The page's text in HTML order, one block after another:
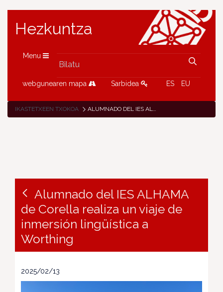
Hezkuntza
Menu
webgunearen mapa Sarbidea ES EU
IKASTETXEEN TXOKOA ALUMNADO DEL IES ALHAMA DE CORELLA REALIZA UN VIAJE DE INMERSIÓN LINGÜÍSTICA A WORTHING
Alumnado del IES ALHAMA
de Corella realiza un viaje de
inmersión lingüística a
Worthing
2025/02/13